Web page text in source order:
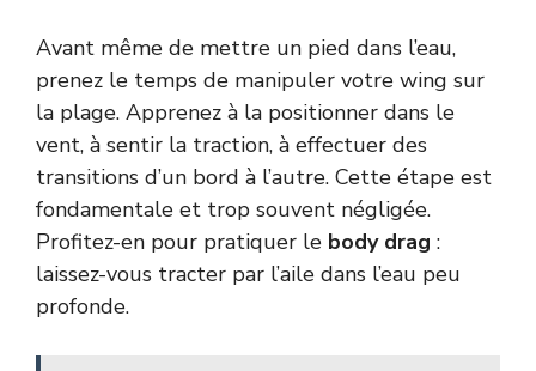
Avant même de mettre un pied dans l’eau,
prenez le temps de manipuler votre wing sur
la plage. Apprenez à la positionner dans le
vent, à sentir la traction, à effectuer des
transitions d’un bord à l’autre. Cette étape est
fondamentale et trop souvent négligée.
Profitez-en pour pratiquer le body drag :
laissez-vous tracter par l’aile dans l’eau peu
profonde.